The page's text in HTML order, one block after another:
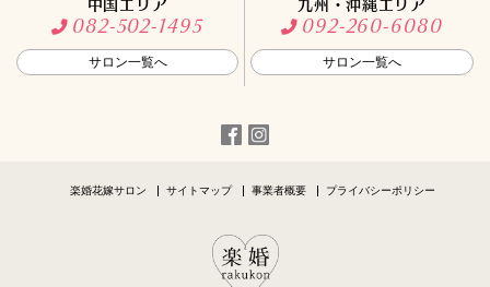
082-502-1495
サロン一覧へ
092-260-6080
サロン一覧へ
楽婚花嫁サロン サイトマップ 事業者概要 プライバシーポリシー